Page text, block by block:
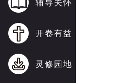
开卷有益
灵修园地